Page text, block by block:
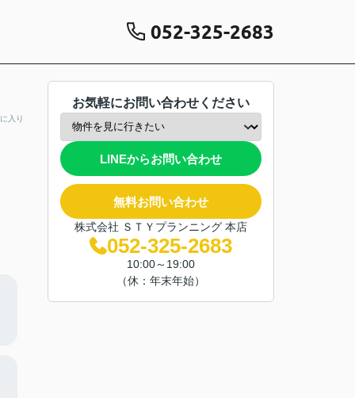
052-325-2683
入り
お気軽にお問い合わせください
LINEからお問い合わせ
無料お問い合わせ
株式会社 ＳＴＹプランニング 本店
052-325-2683
10:00～19:00
（休：年末年始）